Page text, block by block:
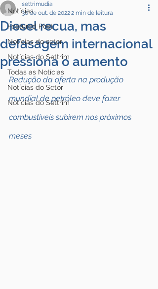
Notícias
Featured Post
Notícias do setor
Notícias do Settrim
Todas as Notícias
Notícias do Setor
Notícias do Settrim
Diesel recua, mas
defasagem internacional
pressiona o aumento
settrimudia
30 de out. de 20222 min de leitura
Redução da oferta na produção
mundial de petróleo deve fazer
combustíveis subirem nos próximos
meses